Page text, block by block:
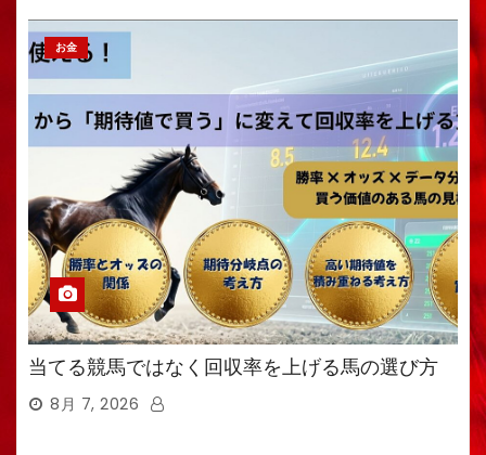
お金
当てる競馬ではなく回収率を上げる馬の選び方
8月 7, 2026